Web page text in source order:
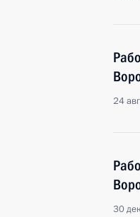
24
30